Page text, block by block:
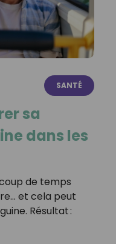
SANTÉ
sa
dans les
de temps
et cela peut
Résultat :